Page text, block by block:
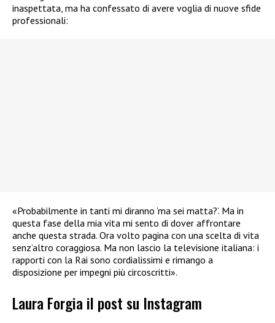
inaspettata, ma ha confessato di avere voglia di nuove sfide
professionali:
«Probabilmente in tanti mi diranno ‘ma sei matta?’. Ma in
questa fase della mia vita mi sento di dover affrontare
anche questa strada. Ora volto pagina con una scelta di vita
senz’altro coraggiosa. Ma non lascio la televisione italiana: i
rapporti con la Rai sono cordialissimi e rimango a
disposizione per impegni più circoscritti».
Laura Forgia il post su Instagram